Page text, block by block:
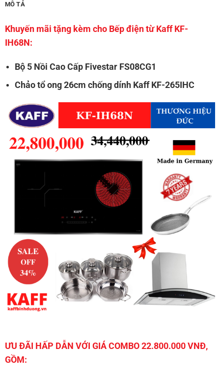
MÔ TẢ
Khuyến mãi tặng kèm cho Bếp điện từ Kaff KF-
IH68N:
Bộ 5 Nồi Cao Cấp Fivestar FS08CG1
Chảo tổ ong 26cm chống dính Kaff KF-265IHC
ƯU ĐÃI HẤP DẪN VỚI GIÁ COMBO 22.800.000 VNĐ,
GỒM: